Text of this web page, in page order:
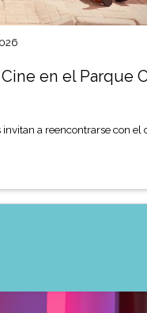
en el Parque
invitan a reencontrarse con el